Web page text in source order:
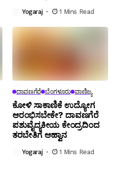
Yogaraj 1 Mins Read
ದಾವಣಗೆರೆ ಬೆಂಗಳೂರು ವಾಣಿಜ್ಯ
ಕೋಳಿ ಸಾಕಾಣಿಕೆ ಉದ್ಯೋಗ
ಆರಂಭಿಸಬೇಕೇ? ದಾವಣಗೆರೆ
ಪಶುವೈದ್ಯಕೀಯ ಕೇಂದ್ರದಿಂದ
ತರಬೇತಿಗೆ ಆಹ್ವಾನ
Yogaraj 1 Mins Read